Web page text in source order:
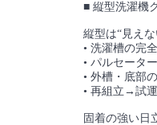
■ 縦型洗濯機
縦型は“見え
• 洗濯槽の完
• パルセータ
• 外槽・底部
• 再組立→試
固着の強い日